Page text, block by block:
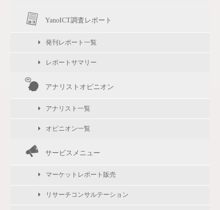
YanoICT調査レポート
発刊レポート一覧
レポートサマリー
アナリストオピニオン
アナリスト一覧
オピニオン一覧
サービスメニュー
マーケットレポート販売
リサーチコンサルテーション